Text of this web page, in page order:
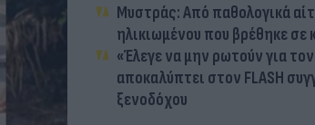
Μυστράς: Από παθολογικά
ηλικιωμένου που βρέθηκε σε
«Έλεγε να μην ρωτούν για
αποκαλύπτει στον FLASH
ξενοδόχου